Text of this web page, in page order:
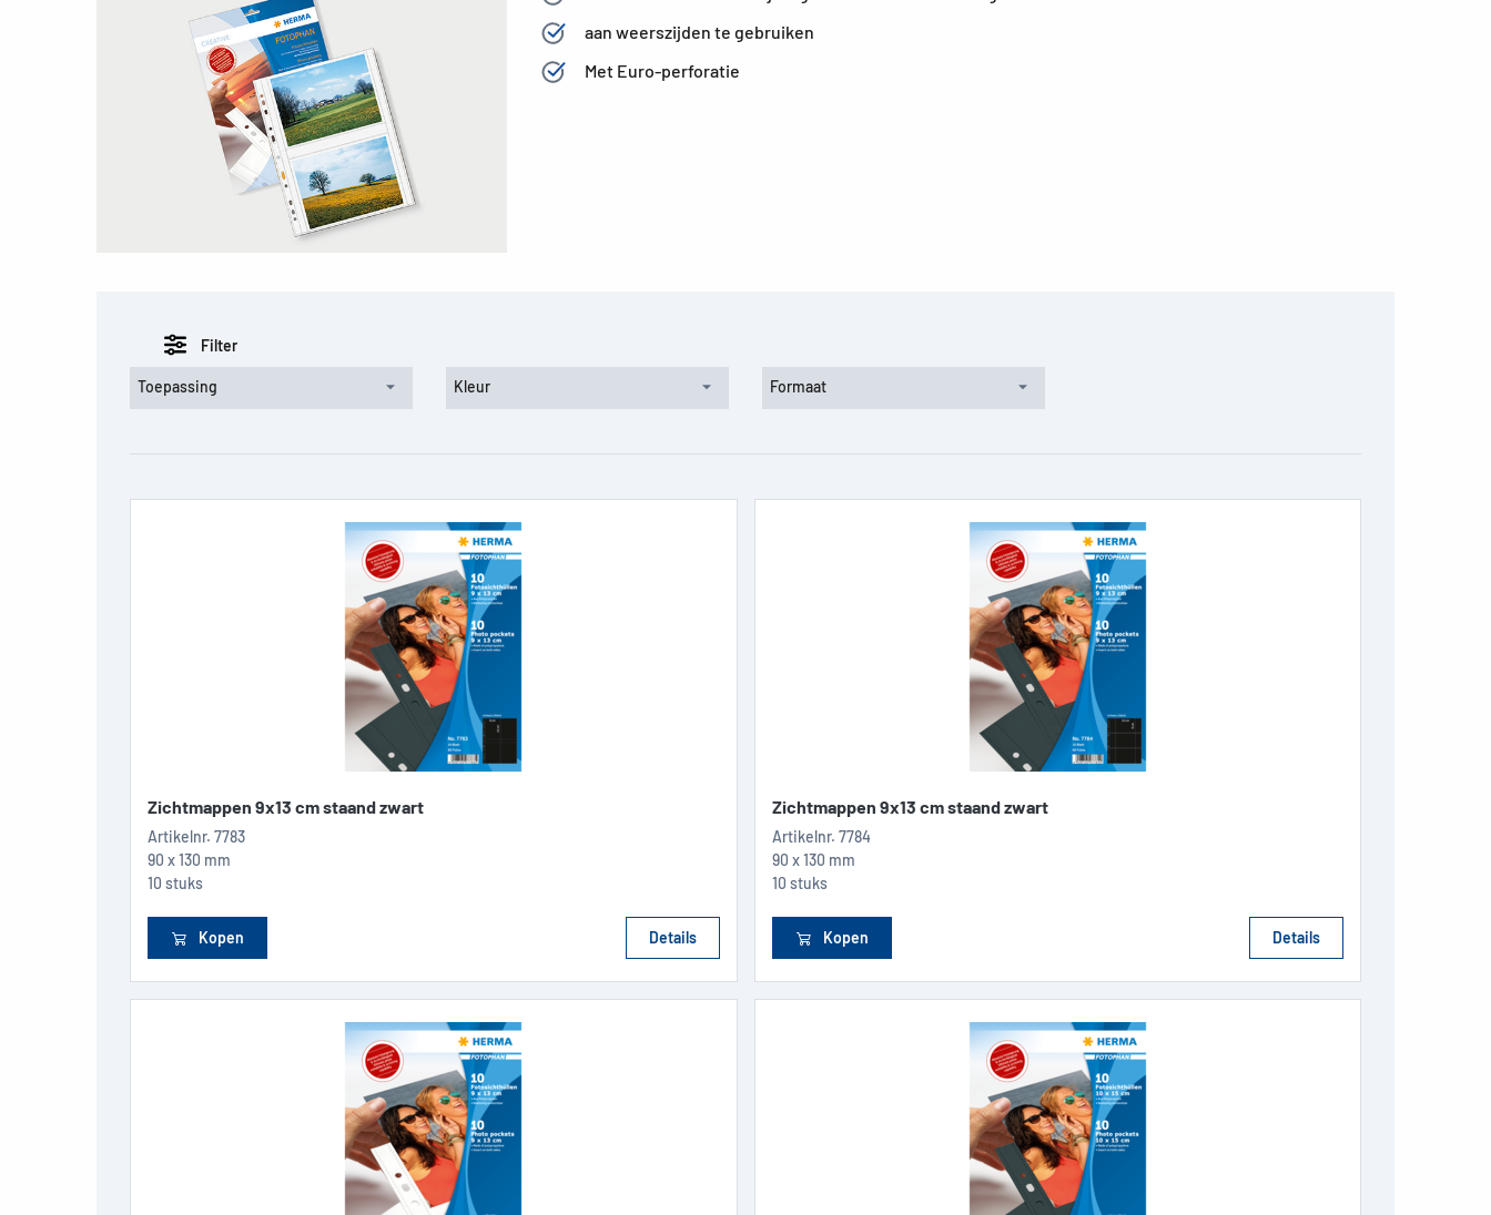
aan weerszijden te gebruiken
Met Euro-perforatie
Filter
Toepassing Kleur Formaat
Zichtmappen 9x13 cm staand zwart
Artikelnr. 7783
90 x 130 mm
10 stuks
Kopen Details
Zichtmappen 9x13 cm staand zwart
Artikelnr. 7784
90 x 130 mm
10 stuks
Kopen Details